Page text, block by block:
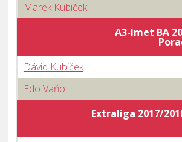
Marek Kubiček
A3-Imet BA
Dávid Kubiček
Edo Vaňo
Extraliga 2017/